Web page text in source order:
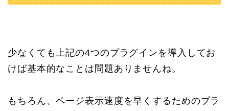
少なくても上記の4つのプラグインを導入してお
けば基本的なことは問題ありませんね。
もちろん、ページ表示速度を早くするためのプラ